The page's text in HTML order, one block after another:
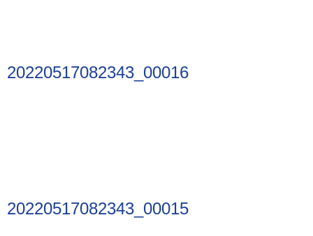
20220517082343_00016
20220517082343_00015